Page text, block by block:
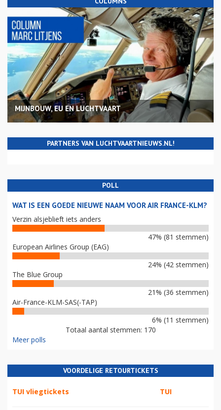
MIJNBOUW, EU EN LUCHTVAART
PARTNERS VAN LUCHTVAARTNIEUWS.NL!
POLL
WAT IS EEN GOEDE NIEUWE NAAM VOOR AIR FRANCE-KLM?
Verzin alsjeblieft iets anders
47% (81 stemmen)
European Airlines Group (EAG)
24% (42 stemmen)
The Blue Group
21% (36 stemmen)
Air-France-KLM-SAS(-TAP)
6% (11 stemmen)
Totaal aantal stemmen: 170
Meer polls
VOORDELIGE RETOURTICKETS
TUI vliegtickets TUI